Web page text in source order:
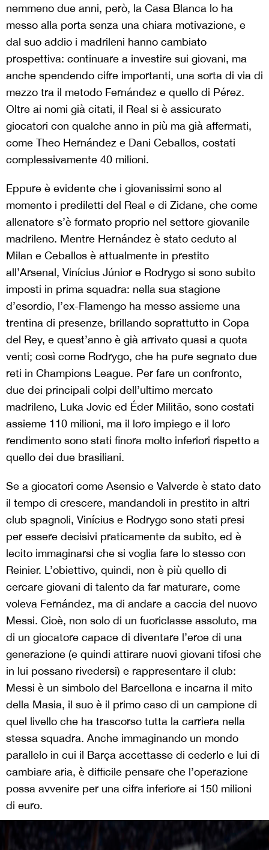
nemmeno due anni, però, la Casa Blanca lo ha
messo alla porta senza una chiara motivazione, e
dal suo addio i madrileni hanno cambiato
prospettiva: continuare a investire sui giovani, ma
anche spendendo cifre importanti, una sorta di via di
mezzo tra il metodo Fernández e quello di Pérez.
Oltre ai nomi già citati, il Real si è assicurato
giocatori con qualche anno in più ma già affermati,
come Theo Hernández e Dani Ceballos, costati
complessivamente 40 milioni.
Eppure è evidente che i giovanissimi sono al
momento i prediletti del Real e di Zidane, che come
allenatore s’è formato proprio nel settore giovanile
madrileno. Mentre Hernández è stato ceduto al
Milan e Ceballos è attualmente in prestito
all’Arsenal, Vinícius Júnior e Rodrygo si sono subito
imposti in prima squadra: nella sua stagione
d’esordio, l’ex-Flamengo ha messo assieme una
trentina di presenze, brillando soprattutto in Copa
del Rey, e quest’anno è già arrivato quasi a quota
venti; così come Rodrygo, che ha pure segnato due
reti in Champions League. Per fare un confronto,
due dei principali colpi dell’ultimo mercato
madrileno, Luka Jovic ed Éder Militão, sono costati
assieme 110 milioni, ma il loro impiego e il loro
rendimento sono stati finora molto inferiori rispetto a
quello dei due brasiliani.
Se a giocatori come Asensio e Valverde è stato dato
il tempo di crescere, mandandoli in prestito in altri
club spagnoli, Vinícius e Rodrygo sono stati presi
per essere decisivi praticamente da subito, ed è
lecito immaginarsi che si voglia fare lo stesso con
Reinier. L’obiettivo, quindi, non è più quello di
cercare giovani di talento da far maturare, come
voleva Fernández, ma di andare a caccia del nuovo
Messi. Cioè, non solo di un fuoriclasse assoluto, ma
di un giocatore capace di diventare l’eroe di una
generazione (e quindi attirare nuovi giovani tifosi che
in lui possano rivedersi) e rappresentare il club:
Messi è un simbolo del Barcellona e incarna il mito
della Masia, il suo è il primo caso di un campione di
quel livello che ha trascorso tutta la carriera nella
stessa squadra. Anche immaginando un mondo
parallelo in cui il Barça accettasse di cederlo e lui di
cambiare aria, è difficile pensare che l’operazione
possa avvenire per una cifra inferiore ai 150 milioni
di euro.